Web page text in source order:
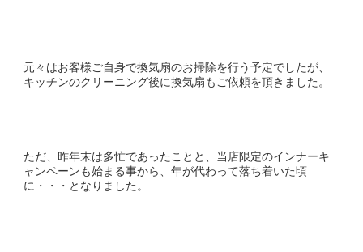
元々はお客様ご自身で換気扇のお掃除を行う予定でしたが、
キッチンのクリーニング後に換気扇もご依頼を頂きました。
ただ、昨年末は多忙であったことと、当店限定のインナーキ
ャンペーンも始まる事から、年が代わって落ち着いた頃
に・・・となりました。